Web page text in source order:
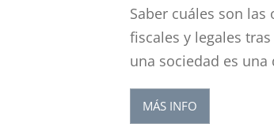
Saber cuáles son las
fiscales y legales
una sociedad es una
MÁS INFO